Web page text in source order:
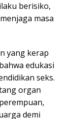
berisiko,
masa
yang kerap
edukasi
seks.
organ
demi